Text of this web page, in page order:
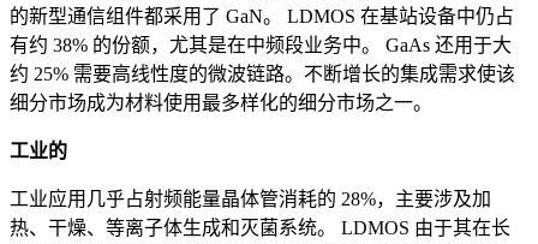
的新型通信组件都采用了 GaN。 LDMOS 在基站设备中仍占
有约 38% 的份额，尤其是在中频段业务中。 GaAs 还用于大
约 25% 需要高线性度的微波链路。不断增长的集成需求使该
细分市场成为材料使用最多样化的细分市场之一。
工业的
工业应用几乎占射频能量晶体管消耗的 28%，主要涉及加
热、干燥、等离子体生成和灭菌系统。 LDMOS 由于其在长